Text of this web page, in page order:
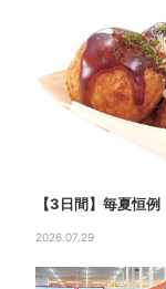
【3日間】毎夏恒
2026.07.29